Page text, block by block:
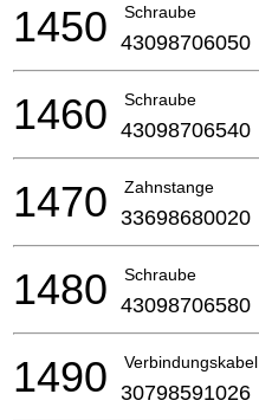
Schraube
1450 43098706050
Schraube
1460 43098706540
Zahnstange
1470 33698680020
Schraube
1480 43098706580
Verbindungskabel
1490 30798591026